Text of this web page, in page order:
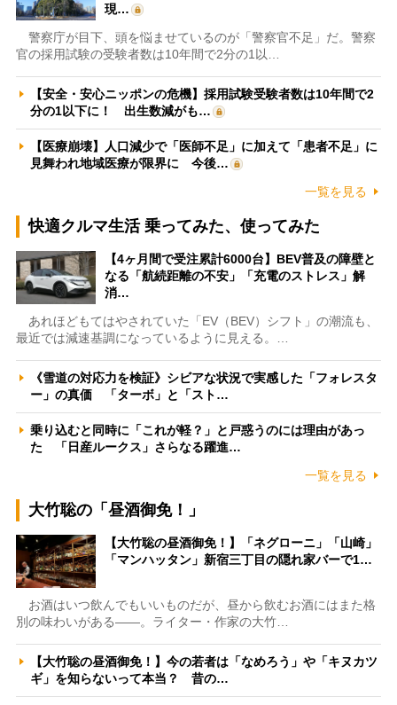
現…
警察庁が目下、頭を悩ませているのが「警察官不足」だ。警察
官の採用試験の受験者数は10年間で2分の1以…
【安全・安心ニッポンの危機】採用試験受験者数は10年間で2
分の1以下に！ 出生数減がも…
【医療崩壊】人口減少で「医師不足」に加えて「患者不足」に
見舞われ地域医療が限界に 今後…
一覧を見る
快適クルマ生活 乗ってみた、使ってみた
【4ヶ月間で受注累計6000台】BEV普及の障壁と
なる「航続距離の不安」「充電のストレス」解
消…
あれほどもてはやされていた「EV（BEV）シフト」の潮流も、
最近では減速基調になっているように見える。…
《雪道の対応力を検証》シビアな状況で実感した「フォレスタ
ー」の真価 「ターボ」と「スト…
乗り込むと同時に「これが軽？」と戸惑うのには理由があっ
た 「日産ルークス」さらなる躍進…
一覧を見る
大竹聡の「昼酒御免！」
【大竹聡の昼酒御免！】「ネグローニ」「山崎」
「マンハッタン」新宿三丁目の隠れ家バーで1…
お酒はいつ飲んでもいいものだが、昼から飲むお酒にはまた格
別の味わいがある――。ライター・作家の大竹…
【大竹聡の昼酒御免！】今の若者は「なめろう」や「キヌカツ
ギ」を知らないって本当？ 昔の…